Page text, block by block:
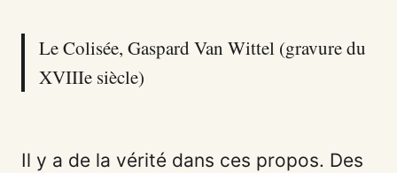
Le Colisée, Gaspard Van Wittel (gravure du
XVIIIe siècle)
Il y a de la vérité dans ces propos. Des